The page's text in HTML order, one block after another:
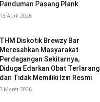
Panduman Pasang Plank
15 April 2026
THM Diskotik Brewzy Bar
Meresahkan Masyarakat
Perdagangan Sekitarnya,
Diduga Edarkan Obat Terlarang
dan Tidak Memiliki Izin Resmi
3 Maret 2026